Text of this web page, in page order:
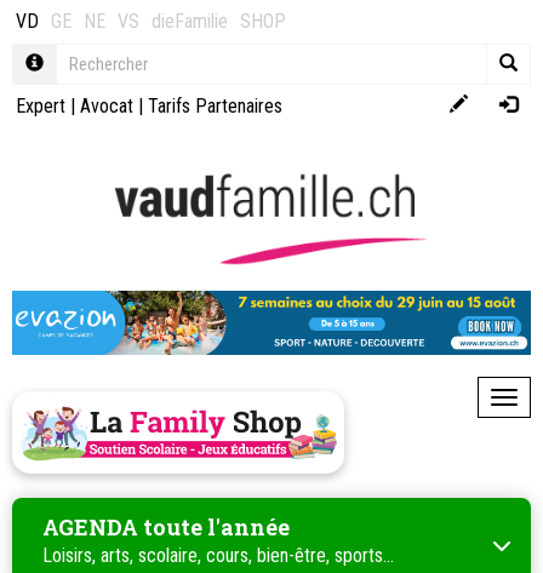
VD GE NE VS dieFamilie SHOP
Expert | Avocat | Tarifs Partenaires
AGENDA toute l'année
Loisirs, arts, scolaire, cours, bien-être, sports...